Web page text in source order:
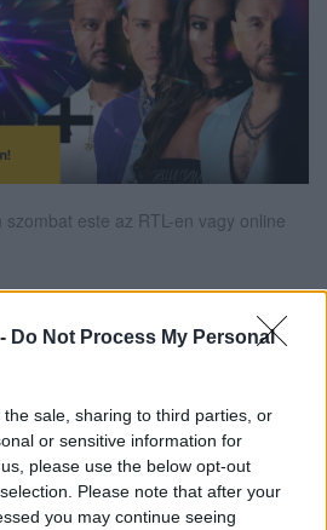
Do Not Process My Personal
sale, sharing to third parties, or
or sensitive information for
please use the below opt-out
Please note that after your
you may continue seeing
este az RTL-en vagy online
RTL.hu az elsők között